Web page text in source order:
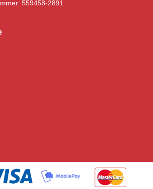
559458-2891